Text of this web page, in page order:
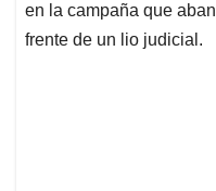
en la campaña que
frente de un lio judicial.